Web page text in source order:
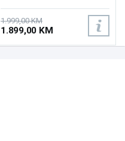
Osvježenje: 175Hz, AMD
FreeSync Premium,
Wireless LAN, Bluetooth ,
Priključci: 2xHDMI,
1.999,00 KM
1.899,00 KM